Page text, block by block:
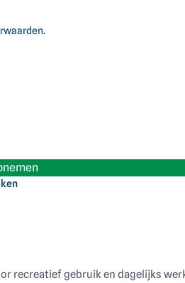
recreatief gebruik en dagelijks